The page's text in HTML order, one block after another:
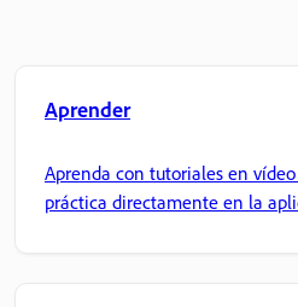
Aprender
Aprenda con tutoriales en
práctica directamente en la